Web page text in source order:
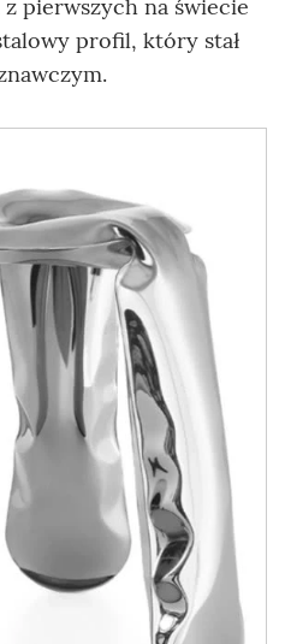
pierwszych na świecie
profil, który stał